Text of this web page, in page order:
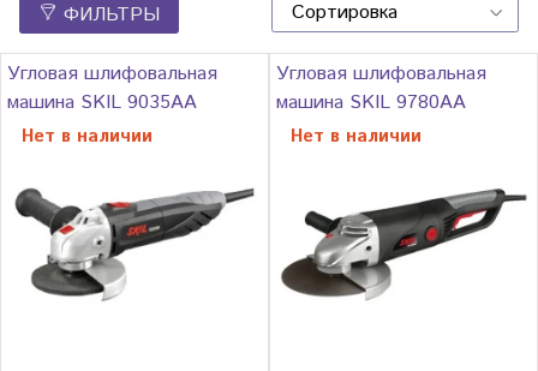
ФИЛЬТРЫ
Угловая шлифовальная
машина SKIL 9035AA
Нет в наличии
Угловая шлифовальная
машина SKIL 9780AA
Нет в наличии